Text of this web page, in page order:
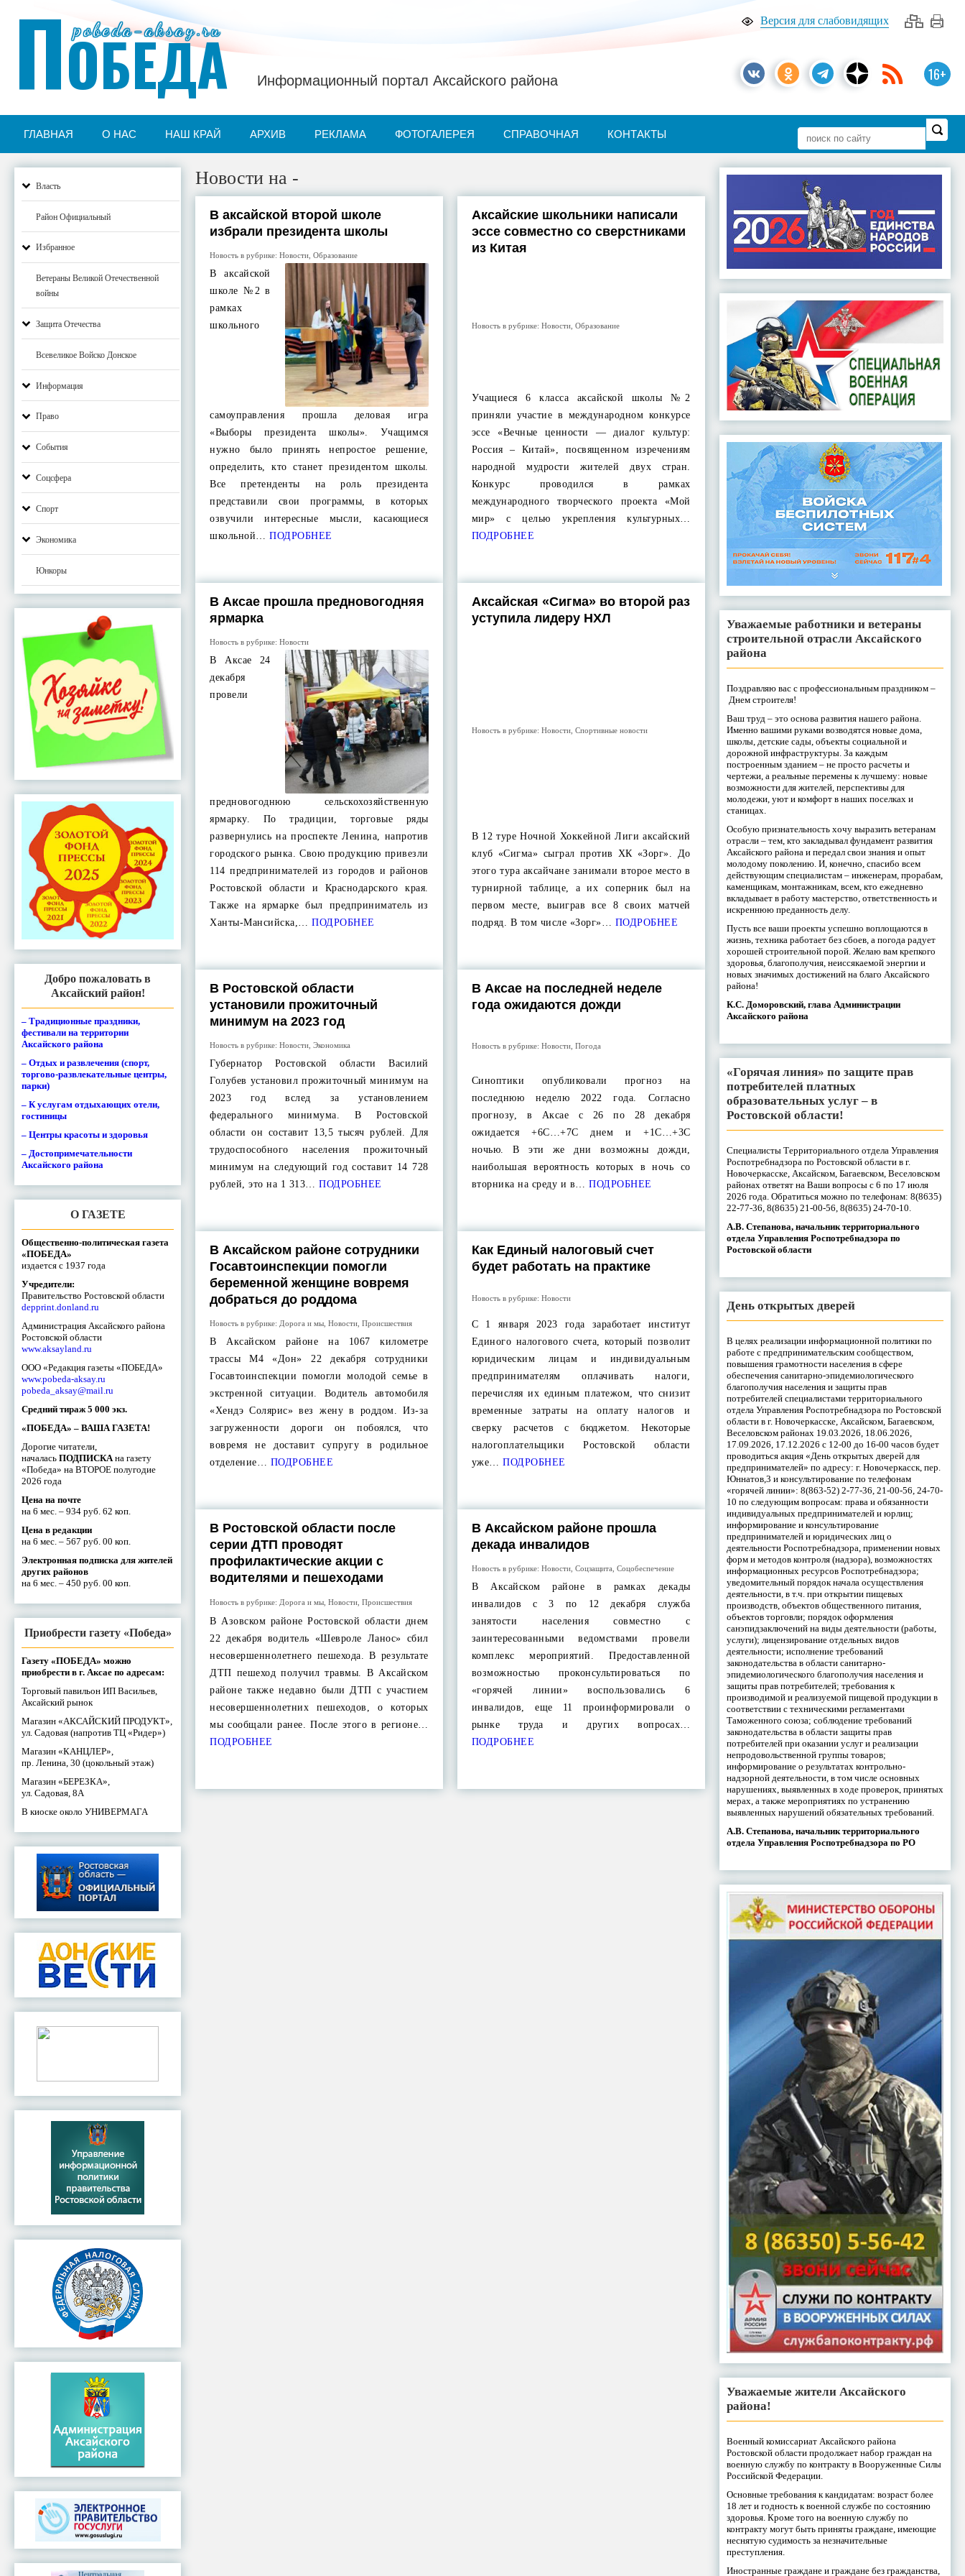
Версия для слабовидящих
16+
pobeda-aksay.ru
ПОБЕДА Информационный портал Аксайского района
ГЛАВНАЯ О НАС НАШ КРАЙ АРХИВ РЕКЛАМА ФОТОГАЛЕРЕЯ СПРАВОЧНАЯ КОНТАКТЫ
Власть
Район Официальный
Избранное
Ветераны Великой Отечественной
войны
Защита Отечества
Всевеликое Войско Донское
Информация
Право
События
Соцсфера
Спорт
Экономика
Юнкоры
Добро пожаловать в
Аксайский район!
– Традиционные праздники,
фестивали на территории
Аксайского района
– Отдых и развлечения (спорт,
торгово-развлекательные центры,
парки)
– К услугам отдыхающих отели,
гостиницы
– Центры красоты и здоровья
– Достопримечательности
Аксайского района
О ГАЗЕТЕ
Общественно-политическая газета
«ПОБЕДА»
издается с 1937 года
Учредители:
Правительство Ростовской области
depprint.donland.ru
Администрация Аксайского района
Ростовской области
www.aksayland.ru
ООО «Редакция газеты «ПОБЕДА»
www.pobeda-aksay.ru
pobeda_aksay@mail.ru
Средний тираж 5 000 экз.
«ПОБЕДА» – ВАША ГАЗЕТА!
Дорогие читатели,
началась ПОДПИСКА на газету
«Победа» на ВТОРОЕ полугодие
2026 года
Цена на почте
на 6 мес. – 934 руб. 62 коп.
Цена в редакции
на 6 мес. – 567 руб. 00 коп.
Электронная подписка для жителей
других районов
на 6 мес. – 450 руб. 00 коп.
Приобрести газету «Победа»
Газету «ПОБЕДА» можно
приобрести в г. Аксае по адресам:
Торговый павильон ИП Васильев,
Аксайский рынок
Магазин «АКСАЙСКИЙ ПРОДУКТ»,
ул. Садовая (напротив ТЦ «Ридер»)
Магазин «КАНЦЛЕР»,
пр. Ленина, 30 (цокольный этаж)
Магазин «БЕРЕЗКА»,
ул. Садовая, 8А
В киоске около УНИВЕРМАГА
Новости на -
В аксайской второй школе
избрали президента школы
Новость в рубрике:Новости ,Образование
В аксайской
школе №2 в
рамках
школьного
самоуправления прошла деловая игра
«Выборы президента школы». Учащимся
нужно было принять непростое решение,
определить, кто станет президентом школы.
Все претенденты на роль президента
представили свои программы, в которых
озвучили интересные мысли, касающиеся
школьной… ПОДРОБНЕЕ
Аксайские школьники написали
эссе совместно со сверстниками
из Китая
Новость в рубрике: Новости, Образование
Учащиеся 6 класса аксайской школы №2
приняли участие в международном конкурсе
эссе «Вечные ценности — диалог культур:
Россия – Китай», посвященном изречениям
народной мудрости жителей двух стран.
Конкурс проводился в рамках
международного творческого проекта «Мой
мир» с целью укрепления культурных…
ПОДРОБНЕЕ
В Аксае прошла предновогодняя
ярмарка
Новость в рубрике:Новости
В Аксае 24
декабря
провели
предновогоднюю сельскохозяйственную
ярмарку. По традиции, торговые ряды
развернулись на проспекте Ленина, напротив
городского рынка. Свою продукцию привезли
114 предпринимателей из городов и районов
Ростовской области и Краснодарского края.
Также на ярмарке был предприниматель из
Ханты-Мансийска,… ПОДРОБНЕЕ
Аксайская «Сигма» во второй раз
уступила лидеру НХЛ
Новость в рубрике: Новости, Спортивные новости
В 12 туре Ночной Хоккейной Лиги аксайский
клуб «Сигма» сыграл против ХК «Зорг». До
этого тура аксайчане занимали второе место в
турнирной таблице, а их соперник был на
первом месте, выиграв все 8 своих матчей
подряд. В том числе «Зорг»… ПОДРОБНЕЕ
В Ростовской области
установили прожиточный
минимум на 2023 год
Новость в рубрике:Новости ,Экономика
Губернатор Ростовской области Василий
Голубев установил прожиточный минимум на
2023 год вслед за установлением
федерального минимума. В Ростовской
области он составит 13,5 тысяч рублей. Для
трудоспособного населения прожиточный
минимум на следующий год составит 14 728
рублей, это на 1 313… ПОДРОБНЕЕ
В Аксае на последней неделе
года ожидаются дожди
Новость в рубрике: Новости, Погода
Синоптики опубликовали прогноз на
последнюю неделю 2022 года. Согласно
прогнозу, в Аксае с 26 по 28 декабря
ожидается +6С…+7С днем и +1С…+3С
ночью. В эти же дни возможны дожди,
наибольшая вероятность которых в ночь со
вторника на среду и в… ПОДРОБНЕЕ
В Аксайском районе сотрудники
Госавтоинспекции помогли
беременной женщине вовремя
добраться до роддома
Новость в рубрике: Дорога и мы ,Новости ,Происшествия
В Аксайском районе на 1067 километре
трассы М4 «Дон» 22 декабря сотрудники
Госавтоинспекции помогли молодой семье в
экстренной ситуации. Водитель автомобиля
«Хендэ Солярис» вез жену в роддом. Из-за
загруженности дороги он побоялся, что
вовремя не доставит супругу в родильное
отделение… ПОДРОБНЕЕ
Как Единый налоговый счет
будет работать на практике
Новость в рубрике: Новости
С 1 января 2023 года заработает институт
Единого налогового счета, который позволит
юридическим лицам и индивидуальным
предпринимателям оплачивать налоги,
перечисляя их единым платежом, что снизит
временные затраты на оплату налогов и
сверку расчетов с бюджетом. Некоторые
налогоплательщики Ростовской области
уже… ПОДРОБНЕЕ
В Ростовской области после
серии ДТП проводят
профилактические акции с
водителями и пешеходами
Новость в рубрике: Дорога и мы ,Новости ,Происшествия
В Азовском районе Ростовской области днем
22 декабря водитель «Шевроле Ланос» сбил
несовершеннолетнего пешехода. В результате
ДТП пешеход получил травмы. В Аксайском
районе также недавно были ДТП с участием
несовершеннолетних пешеходов, о которых
мы сообщали ранее. После этого в регионе…
ПОДРОБНЕЕ
В Аксайском районе прошла
декада инвалидов
Новость в рубрике: Новости, Соцзащита Соцобеспечение
В Аксайском районе в рамках декады
инвалидов с 3 по 12 декабря служба
занятости населения совместно с
заинтересованными ведомствами провели
комплекс мероприятий. Предоставленной
возможностью проконсультироваться по
«горячей линии» воспользовались 6
инвалидов, еще 11 проинформировали о
рынке труда и других вопросах…
ПОДРОБНЕЕ
Уважаемые работники и ветераны
строительной отрасли Аксайского
района
Поздравляю вас с профессиональным праздником –
Днем строителя!
Ваш труд – это основа развития нашего района.
Именно вашими руками возводятся новые дома,
школы, детские сады, объекты социальной и
дорожной инфраструктуры. За каждым
построенным зданием – не просто расчеты и
чертежи, а реальные перемены к лучшему: новые
возможности для жителей, перспективы для
молодежи, уют и комфорт в наших поселках и
станицах.
Особую признательность хочу выразить ветеранам
отрасли – тем, кто закладывал фундамент развития
Аксайского района и передал свои знания и опыт
молодому поколению. И, конечно, спасибо всем
действующим специалистам – инженерам, прорабам,
каменщикам, монтажникам, всем, кто ежедневно
вкладывает в работу мастерство, ответственность и
искреннюю преданность делу.
Пусть все ваши проекты успешно воплощаются в
жизнь, техника работает без сбоев, а погода радует
хорошей строительной порой. Желаю вам крепкого
здоровья, благополучия, неиссякаемой энергии и
новых значимых достижений на благо Аксайского
района!
К.С. Доморовский, глава Администрации
Аксайского района
«Горячая линия» по защите прав
потребителей платных
образовательных услуг – в
Ростовской области!
Специалисты Территориального отдела Управления
Роспотребнадзора по Ростовской области в г.
Новочеркасске, Аксайском, Багаевском, Веселовском
районах ответят на Ваши вопросы с 6 по 17 июля
2026 года. Обратиться можно по телефонам: 8(8635)
22-77-36, 8(8635) 21-00-56, 8(8635) 24-70-10.
А.В. Степанова, начальник территориального
отдела Управления Роспотребнадзора по
Ростовской области
День открытых дверей
В целях реализации информационной политики по
работе с предпринимательским сообществом,
повышения грамотности населения в сфере
обеспечения санитарно-эпидемиологического
благополучия населения и защиты прав
потребителей специалистами территориального
отдела Управления Роспотребнадзора по Ростовской
области в г. Новочеркасске, Аксайском, Багаевском,
Веселовском районах 19.03.2026, 18.06.2026,
17.09.2026, 17.12.2026 с 12-00 до 16-00 часов будет
проводиться акция «День открытых дверей для
предпринимателей» по адресу: г. Новочеркасск, пер.
Юннатов,3 и консультирование по телефонам
«горячей линии»: 8(863-52) 2-77-36, 21-00-56, 24-70-
10 по следующим вопросам: права и обязанности
индивидуальных предпринимателей и юрлиц;
информирование и консультирование
предпринимателей и юридических лиц о
деятельности Роспотребнадзора, применении новых
форм и методов контроля (надзора), возможностях
информационных ресурсов Роспотребнадзора;
уведомительный порядок начала осуществления
деятельности, в т.ч. при открытии пищевых
производств, объектов общественного питания,
объектов торговли; порядок оформления
санэпидзаключений на виды деятельности (работы,
услуги); лицензирование отдельных видов
деятельности; исполнение требований
законодательства в области санитарно-
эпидемиологического благополучия населения и
защиты прав потребителей; требования к
производимой и реализуемой пищевой продукции в
соответствии с техническими регламентами
Таможенного союза; соблюдение требований
законодательства в области защиты прав
потребителей при оказании услуг и реализации
непродовольственной группы товаров;
информирование о результатах контрольно-
надзорной деятельности, в том числе основных
нарушениях, выявленных в ходе проверок, принятых
мерах, а также мероприятиях по устранению
выявленных нарушений обязательных требований.
А.В. Степанова, начальник территориального
отдела Управления Роспотребнадзора по РО
Уважаемые жители Аксайского
района!
Военный комиссариат Аксайского района
Ростовской области продолжает набор граждан на
военную службу по контракту в Вооруженные Силы
Российской Федерации.
Основные требования к кандидатам: возраст более
18 лет и годность к военной службе по состоянию
здоровья. Кроме того на военную службу по
контракту могут быть приняты граждане, имеющие
неснятую судимость за незначительные
преступления.
Иностранные граждане и граждане без гражданства,